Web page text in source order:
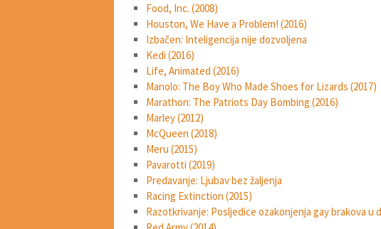
Food, Inc. (2008)
Houston, We Have a Problem! (2016)
Izbačen: Inteligencija nije dozvoljena
Kedi (2016)
Life, Animated (2016)
Manolo: The Boy Who Made Shoes for Lizards (2017)
Marathon: The Patriots Day Bombing (2016)
Marley (2012)
McQueen (2018)
Meru (2015)
Pavarotti (2019)
Predavanje: Ljubav bez žaljenja
Racing Extinction (2015)
Razotkrivanje: Posljedice ozakonjenja gay brakova u